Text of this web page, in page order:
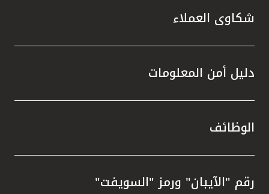
شكاوى العملاء
دليل أمن المعلومات
الوظائف
رقم "الآيبان" ورمز "السويفت"